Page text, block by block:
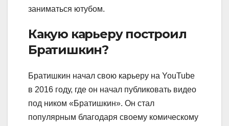
заниматься ютубом.
Какую карьеру построил
Братишкин?
Братишкин начал свою карьеру на YouTube
в 2016 году, где он начал публиковать видео
под ником «Братишкин». Он стал
популярным благодаря своему комическому